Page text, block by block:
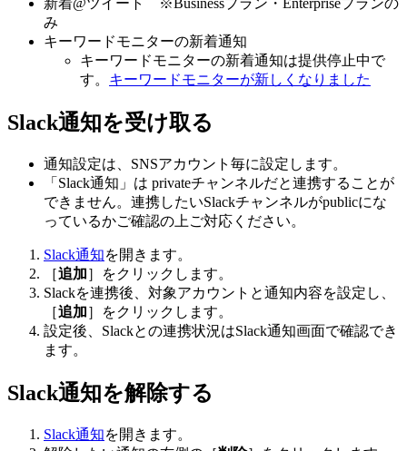
新着@ツイート ※Businessプラン・Enterpriseプランの
み
キーワードモニターの新着通知
キーワードモニターの新着通知は提供停止中で
す。 キーワードモニターが新しくなりました
Slack通知を受け取る
通知設定は、SNSアカウント毎に設定します。
「Slack通知」は privateチャンネルだと連携することが
できません。連携したいSlackチャンネルがpublicにな
っているかご確認の上ご対応ください。
Slack通知を開きます。
［追加］をクリックします。
Slackを連携後、対象アカウントと通知内容を設定し、
［追加］をクリックします。
設定後、Slackとの連携状況はSlack通知画面で確認でき
ます。
Slack通知を解除する
Slack通知を開きます。